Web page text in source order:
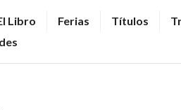
Libro Ferias Títulos